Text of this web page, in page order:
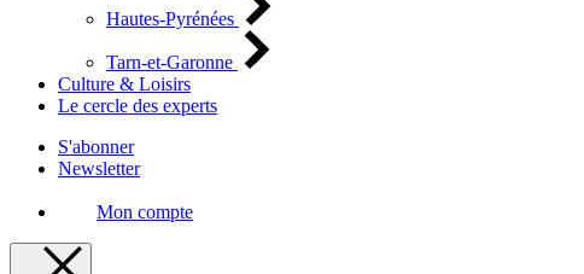
Hautes-Pyrénées
Tarn-et-Garonne
Culture & Loisirs
Le cercle des experts
S'abonner
Newsletter
Mon compte